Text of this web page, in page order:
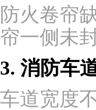
防火卷帘
帘一侧未
3. 消防车
车道宽度